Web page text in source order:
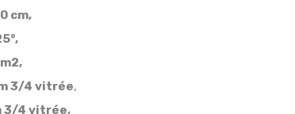
cm,
3/4 vitrée,
3/4 vitrée,